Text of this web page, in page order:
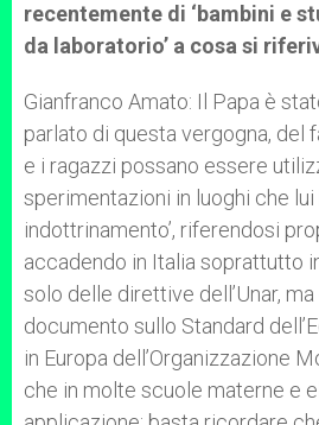
recentemente di ‘bambini e
da laboratorio’ a cosa si
Gianfranco Amato: Il Papa è
parlato di questa vergogna, del
e i ragazzi possano essere
sperimentazioni in luoghi che lui
indottrinamento’, riferendosi
accadendo in Italia soprattutto
solo delle direttive dell’Unar, ma
documento sullo Standard
in Europa dell’Organizzazione
che in molte scuole materne e